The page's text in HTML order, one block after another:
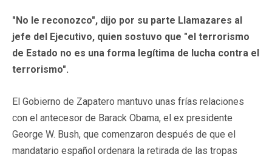
"No le reconozco", dijo por su parte Llamazares al
jefe del Ejecutivo, quien sostuvo que "el terrorismo
de Estado no es una forma legítima de lucha contra el
terrorismo".
El Gobierno de Zapatero mantuvo unas frías relaciones
con el antecesor de Barack Obama, el ex presidente
George W. Bush, que comenzaron después de que el
mandatario español ordenara la retirada de las tropas